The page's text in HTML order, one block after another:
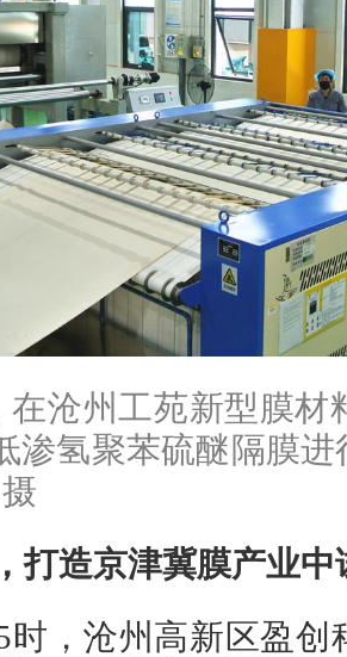
在沧州工苑新型膜
渗氢聚苯硫醚隔膜
打造京津冀膜产业中
时，沧州高新区盈